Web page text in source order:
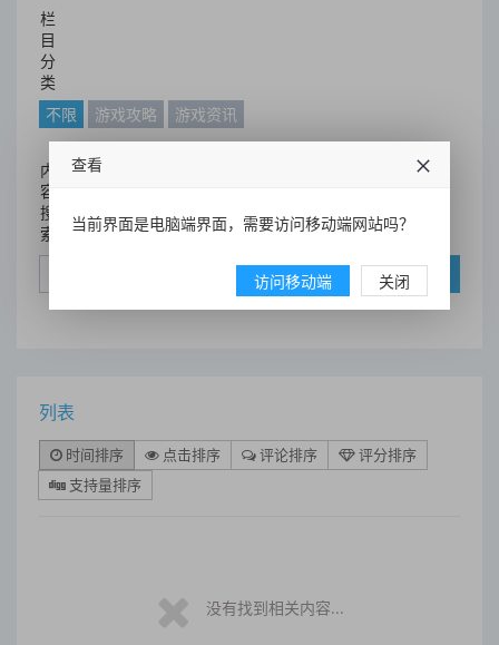
栏
目
分
类
不限
游戏攻略 游戏资讯
内
容
搜
索
搜索
列表
时间排序 点击排序 评论排序
评分排序
支持量排序
没有找到相关内容...
查看
当前界面是电脑端界面，需要访问移动端网站吗？
访问移动端 关闭